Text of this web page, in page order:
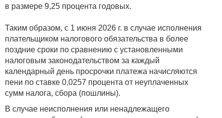
в размере 9,25 процента годовых.
Таким образом, с 1 июня 2026 г. в случае исполнения
плательщиком налогового обязательства в более
поздние сроки по сравнению с установленными
налоговым законодательством за каждый
календарный день просрочки платежа начисляются
пени по ставке 0,0257 процента от неуплаченных
сумм налога, сбора (пошлины).
В случае неисполнения или ненадлежащего